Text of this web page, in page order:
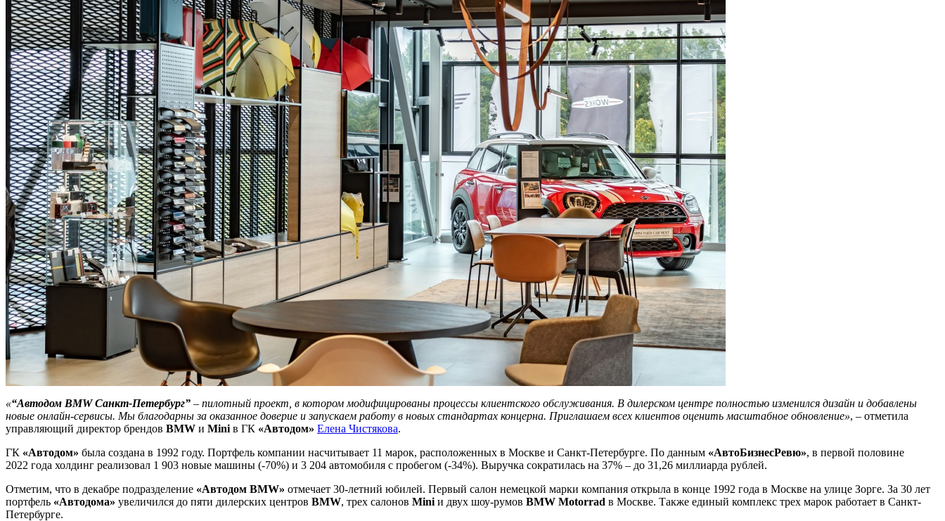
«“Автодом BMW Санкт-Петербург” – пилотный проект, в котором модифицированы процессы клиентского обслуживания. В дилерском центре полностью изменился дизайн и добавлены
новые онлайн-сервисы. Мы благодарны за оказанное доверие и запускаем работу в новых стандартах концерна. Приглашаем всех клиентов оценить масштабное обновление», – отметила
управляющий директор брендов BMW и Mini в ГК «Автодом» Елена Чистякова.
ГК «Автодом» была создана в 1992 году. Портфель компании насчитывает 11 марок, расположенных в Москве и Санкт-Петербурге. По данным «АвтоБизнесРевю», в первой половине
2022 года холдинг реализовал 1 903 новые машины (-70%) и 3 204 автомобиля с пробегом (-34%). Выручка сократилась на 37% – до 31,26 миллиарда рублей.
Отметим, что в декабре подразделение «Автодом BMW» отмечает 30-летний юбилей. Первый салон немецкой марки компания открыла в конце 1992 года в Москве на улице Зорге. За 30 лет
портфель «Автодома» увеличился до пяти дилерских центров BMW, трех салонов Mini и двух шоу-румов BMW Motorrad в Москве. Также единый комплекс трех марок работает в Санкт-
Петербурге.